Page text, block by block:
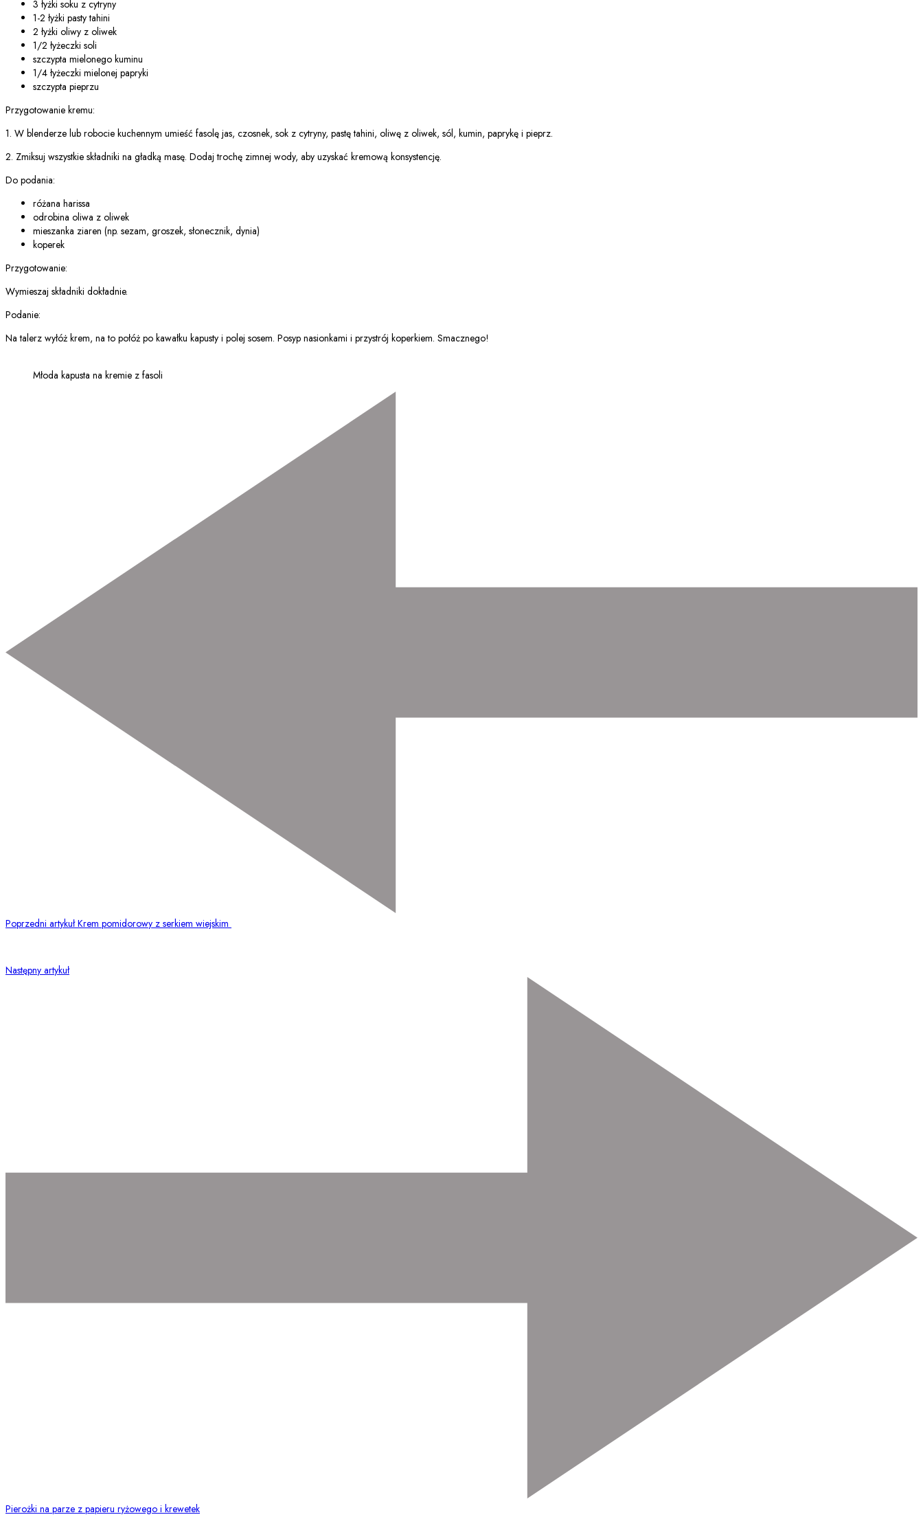
3 łyżki soku z cytryny
1-2 łyżki pasty tahini
2 łyżki oliwy z oliwek
1/2 łyżeczki soli
szczypta mielonego kuminu
1/4 łyżeczki mielonej papryki
szczypta pieprzu
Przygotowanie kremu:
1. W blenderze lub robocie kuchennym umieść fasolę jas, czosnek, sok z cytryny, pastę tahini, oliwę z oliwek, sól, kumin, paprykę i pieprz.
2. Zmiksuj wszystkie składniki na gładką masę. Dodaj trochę zimnej wody, aby uzyskać kremową konsystencję.
Do podania:
różana harissa
odrobina oliwa z oliwek
mieszanka ziaren (np. sezam, groszek, słonecznik, dynia)
koperek
Przygotowanie:
Wymieszaj składniki dokładnie.
Podanie:
Na talerz wyłóż krem, na to połóż po kawałku kapusty i polej sosem. Posyp nasionkami i przystrój koperkiem. Smacznego!
Młoda kapusta na kremie z fasoli
Poprzedni artykuł Krem pomidorowy z serkiem wiejskim
Następny artykuł
Pierożki na parze z papieru ryżowego i krewetek